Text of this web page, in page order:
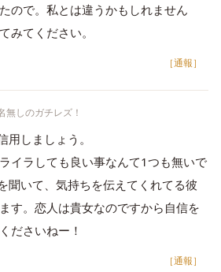
ので。私とは違うかもしれません
みてください。
［通報］
無しのガチレズ！
しましょう。
イラしても良い事なんて1つも無いで
聞いて、気持ちを伝えてくれてる彼
す。恋人は貴女なのですから自信を
ださいねー！
［通報］